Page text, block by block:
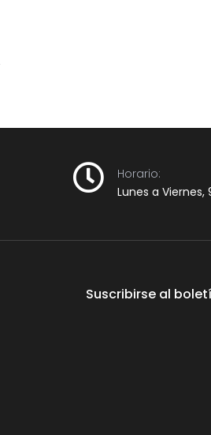
Horario:
Lunes a Viernes,
Suscribirse al